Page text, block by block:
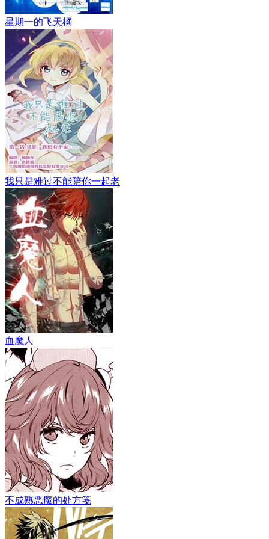
星期一的飞天橘
我只是难过不能陪你一起老
血魔人
不成熟恶魔的处方笺